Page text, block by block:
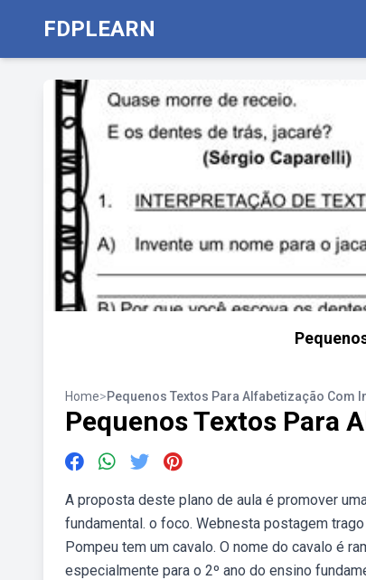
FDPLEARN
Home>Pequenos Textos Para Alfabetização Com
Pequenos Textos Para
A proposta deste plano de aula é promover
fundamental. o foco. Webnesta postagem
Pompeu tem um cavalo. O nome do cavalo é
especialmente para o 2º ano do ensino